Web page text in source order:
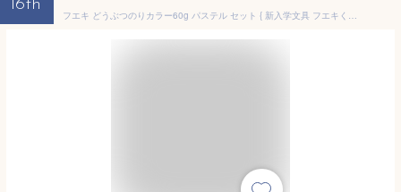
16th
フエキ どうぶつのりカラー60g パステル セット { 新入学文具 フエキくん フエキのり 懐かしい 可愛い }{ 文房具 子供 入学 入学準備 小学生 ギフト プレゼント 記念 卒園 }422[25J07]